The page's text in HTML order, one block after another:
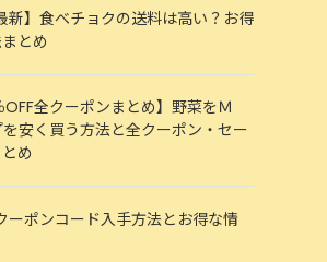
新】食べチョクの送料は高い？お得
とめ
OFF全クーポンまとめ】野菜をＭ
安く買う方法と全クーポン・セー
め
ポンコード入手方法とお得な情